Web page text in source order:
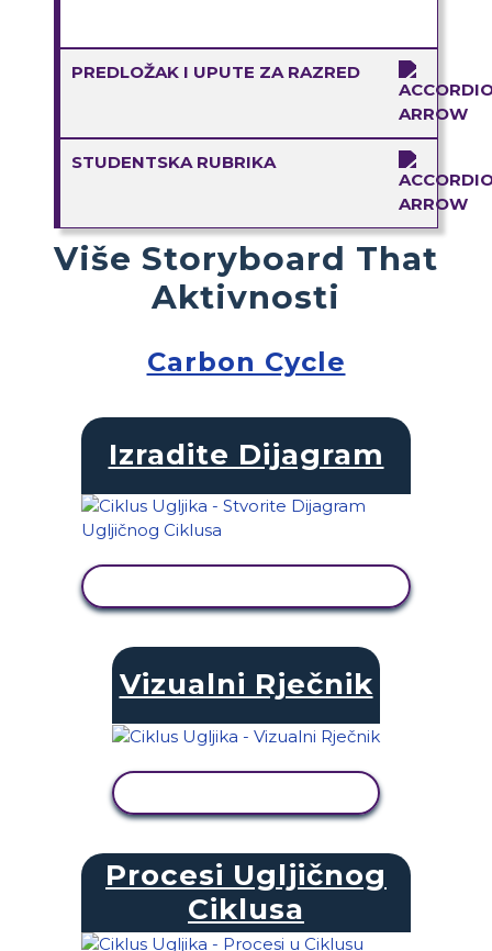
PREDLOŽAK I UPUTE ZA RAZRED
STUDENTSKA RUBRIKA
Više Storyboard That
Aktivnosti
Carbon Cycle
Izradite Dijagram
Vizualni Rječnik
Procesi Ugljičnog
Ciklusa